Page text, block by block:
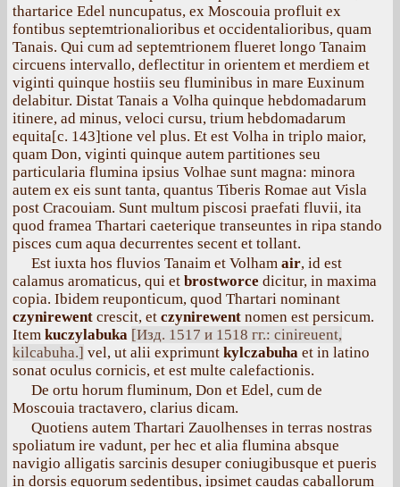
thartarice Edel nuncupatus, ex Moscouia profluit ex
fontibus septemtrionalioribus et occidentalioribus, quam
Tanais. Qui cum ad septemtrionem flueret longo Tanaim
circuens intervallo, deflectitur in orientem et merdiem et
viginti quinque hostiis seu fluminibus in mare Euxinum
delabitur. Distat Tanais a Volha quinque hebdomadarum
itinere, ad minus, veloci cursu, trium hebdomadarum
equita[с. 143]tione vel plus. Et est Volha in triplo maior,
quam Don, viginti quinque autem partitiones seu
particularia flumina ipsius Volhae sunt magna: minora
autem ex eis sunt tanta, quantus Tiberis Romae aut Visla
post Cracouiam. Sunt multum piscosi praefati fluvii, ita
quod framea Thartari caeterique transeuntes in ripa stando
pisces cum aqua decurrentes secent et tollant.
Est iuxta hos fluvios Tanaim et Volham air, id est
calamus aromaticus, qui et brostworce dicitur, in maxima
copia. Ibidem reuponticum, quod Thartari nominant
czynirewent crescit, et czynirewent nomen est persicum.
Item kuczylabuka [Изд. 1517 и 1518 гг.: cinireuent,
kilcabuha.] vel, ut alii exprimunt kylczabuha et in latino
sonat oculus cornicis, et est multe calefactionis.
De ortu horum fluminum, Don et Edel, cum de
Moscouia tractavero, clarius dicam.
Quotiens autem Thartari Zauolhenses in terras nostras
spoliatum ire vadunt, per hec et alia flumina absque
navigio alligatis sarcinis desuper coniugibusque et pueris
in dorsis equorum sedentibus, ipsimet caudas caballorum